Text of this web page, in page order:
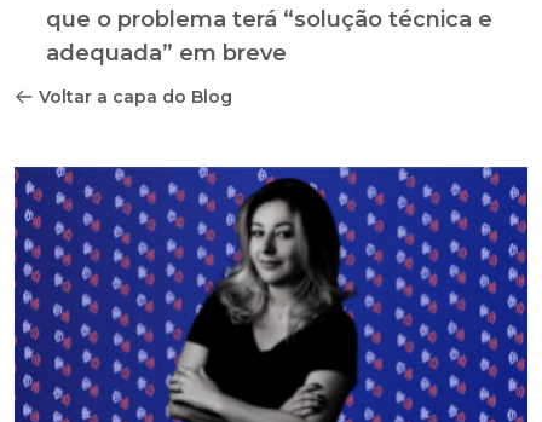
que o problema terá “solução técnica e
adequada” em breve
Voltar a capa do Blog